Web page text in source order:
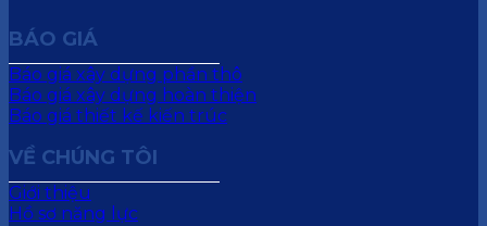
BÁO GIÁ
Báo giá xây dựng phần thô
Báo giá xây dựng hoàn thiện
Báo giá thiết kế kiến trúc
VỀ CHÚNG TÔI
Giới thiệu
Hồ sơ năng lực